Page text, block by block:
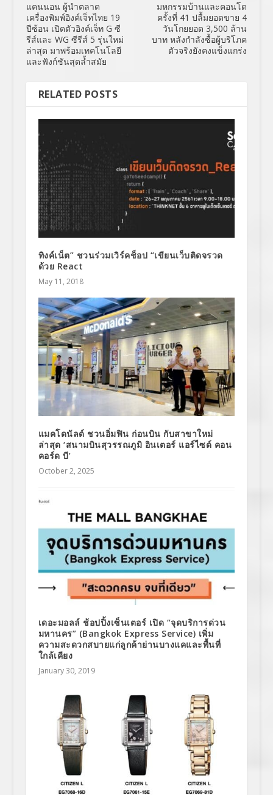
แคนนอน ผู้นำตลาด
เครื่องพิมพ์อิงค์เจ็ทไทย 19
ปีซ้อน เปิดตัวอิงค์เจ็ท G ซี
รีส์และ WG ซีรีส์ 5 รุ่นใหม่
ล่าสุด มาพร้อมเทคโนโลยี
และฟังก์ชันสุดล้ำสมัย
มหกรรมบ้านและคอนโด
ครั้งที่ 41 ปลื้มยอดขาย 4
วันโกยยอด 3,500 ล้าน
บาท หลังกำลังซื้อผู้บริโภค
ตัวจริงยังคงแข็งแกร่ง
RELATED POSTS
ทิงค์เน็ต” ชวนร่วมเวิร์คช็อป “เขียนเว็บติดจรวด
ด้วย React
May 11, 2018
แมคโดนัลด์ ชวนอิ่มฟิน ก่อนบิน กับสาขาใหม่
ล่าสุด ‘สนามบินสุวรรณภูมิ อินเตอร์ แอร์ไซด์ คอน
คอร์ด บี’
October 2, 2025
เดอะมอลล์ ช้อปปิ้งเซ็นเตอร์ เปิด “จุดบริการด่วน
มหานคร” (Bangkok Express Service) เพิ่ม
ความสะดวกสบายแก่ลูกค้าย่านบางแคและพื้นที่
ใกล้เคียง
January 30, 2019